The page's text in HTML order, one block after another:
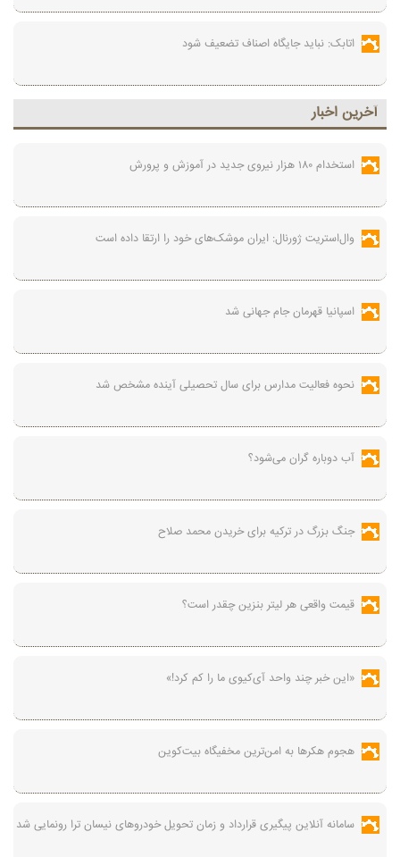
اتابک: نباید جایگاه اصناف تضعیف شود
آخرين اخبار
استخدام ۱۸۰ هزار نیروی جدید در آموزش‌ و پرورش
وال‌استریت ژورنال: ایران موشک‌های خود را ارتقا داده است
اسپانیا قهرمان جام جهانی شد
نحوه فعالیت مدارس برای سال تحصیلی آینده مشخص شد
آب دوباره گران می‌شود؟
جنگ بزرگ در ترکیه برای خریدن محمد صلاح
قیمت واقعی هر لیتر بنزین چقدر است؟
«این خبر چند واحد آی‌کیوی ما را کم کرد!»
هجوم هکرها به امن‌ترین مخفیگاه بیت‌کوین
سامانه آنلاین پیگیری قرارداد‌ و زمان تحویل خودرو‌های نیسان ترا رونمایی شد